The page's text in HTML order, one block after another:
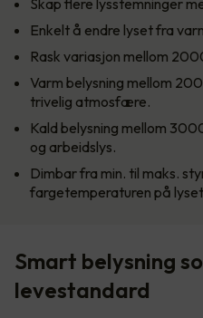
Skap flere lysstemninger
Enkelt å endre lyset fra
Rask variasjon mellom
Varm belysning mellom
trivelig atmosfære.
Kald belysning mellom
og arbeidslys.
Dimbar fra min. til maks.
fargetemperaturen på
Smart belysning
levestandard